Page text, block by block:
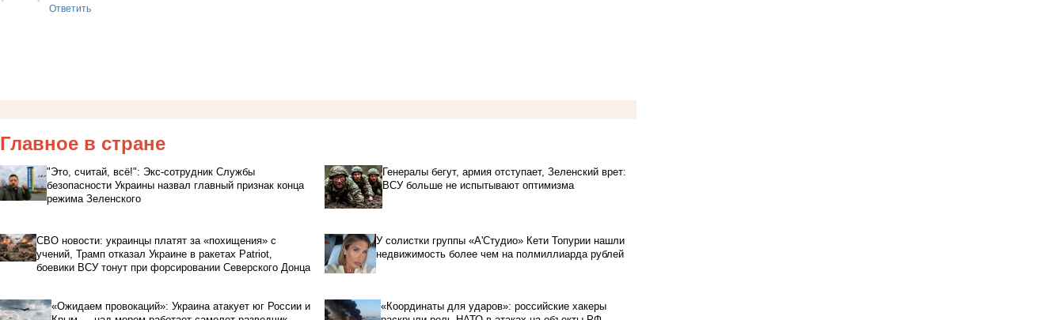
Ответить
Главное в стране
"Это, считай, всё!": Экс-сотрудник Службы
безопасности Украины назвал главный признак конца
режима Зеленского
Генералы бегут, армия отступает, Зеленский врет:
ВСУ больше не испытывают оптимизма
СВО новости: украинцы платят за «похищения» с
учений, Трамп отказал Украине в ракетах Patriot,
боевики ВСУ тонут при форсировании Северского Донца
У солистки группы «А'Студио» Кети Топурии нашли
недвижимость более чем на полмиллиарда рублей
«Ожидаем провокаций»: Украина атакует юг России и
«Координаты для ударов»: российские хакеры